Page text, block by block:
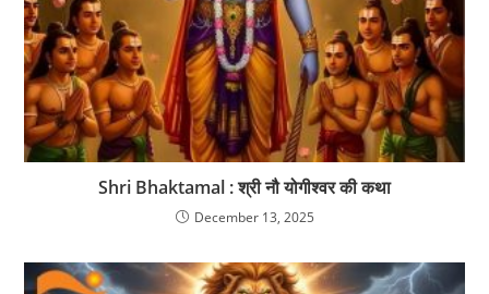
Shri Bhaktamal : श्री नौ योगीश्वर की कथा
December 13, 2025